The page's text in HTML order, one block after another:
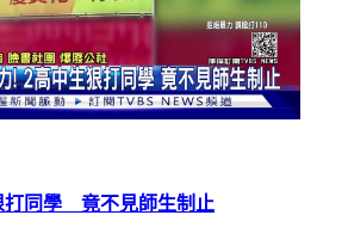
打同學 竟不見師生制止